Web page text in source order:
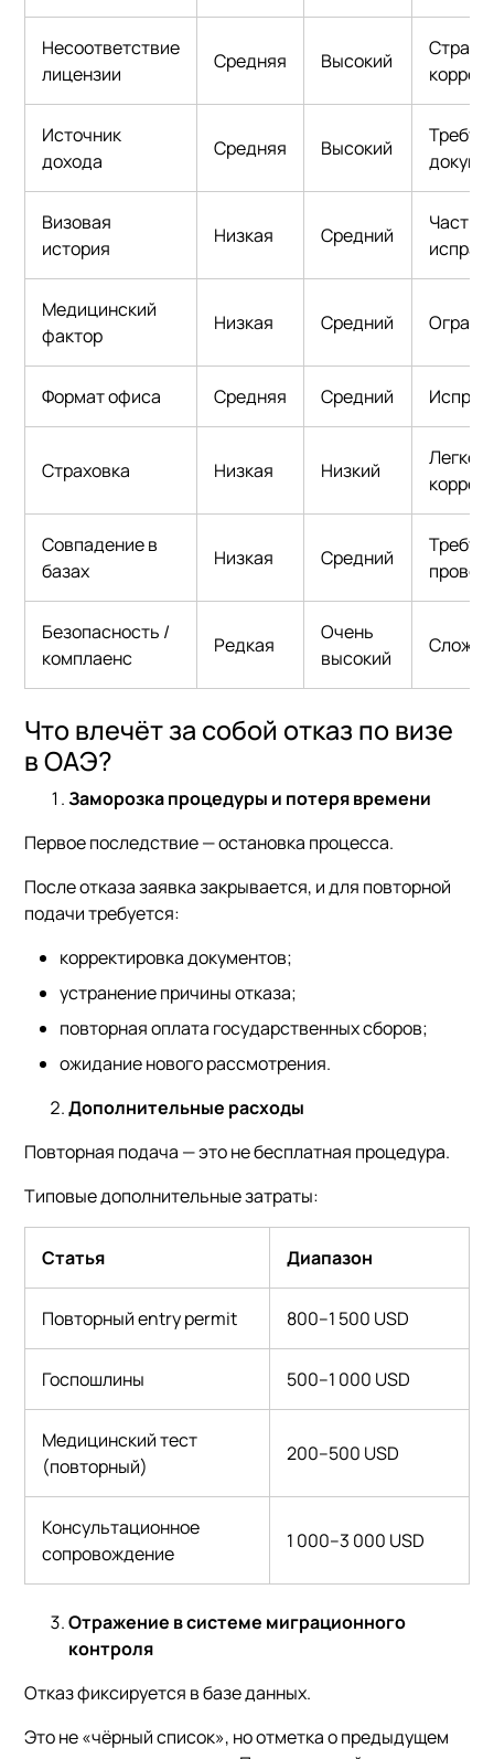
Несоответствие
лицензии
Средняя Высокий
Источник
дохода
Средняя Высокий
Визовая
история
Низкая Средний
Медицинский
фактор
Низкая Средний
Формат офиса Средняя Средний
Страховка Низкая Низкий
Легко
Совпадение в
базах
Низкая Средний
Безопасность /
комплаенс
Редкая
Очень
высокий
Сложно
Что влечёт за собой отказ по визе
в ОАЭ?
Заморозка процедуры и потеря времени
Первое последствие — остановка процесса.
После отказа заявка закрывается, и для повторной
подачи требуется:
корректировка документов;
устранение причины отказа;
повторная оплата государственных сборов;
ожидание нового рассмотрения.
Дополнительные расходы
Повторная подача — это не бесплатная процедура.
Типовые дополнительные затраты:
Статья Диапазон
Повторный entry permit 800–1 500 USD
Госпошлины 500–1 000 USD
Медицинский тест
(повторный)
200–500 USD
Консультационное
сопровождение
1 000–3 000 USD
Отражение в системе миграционного
контроля
Отказ фиксируется в базе данных.
Это не «чёрный список», но отметка о предыдущем